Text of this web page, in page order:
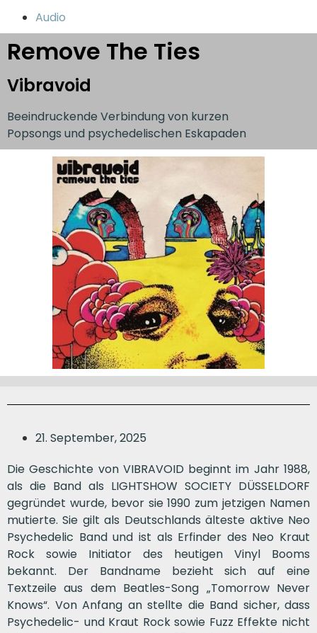
Audio
Remove The Ties
Vibravoid
Beeindruckende Verbindung von kurzen
Popsongs und psychedelischen Eskapaden
21. September, 2025
Die Geschichte von VIBRAVOID beginnt im Jahr 1988,
als die Band als LIGHTSHOW SOCIETY DÜSSELDORF
gegründet wurde, bevor sie 1990 zum jetzigen Namen
mutierte. Sie gilt als Deutschlands älteste aktive Neo
Psychedelic Band und ist als Erfinder des Neo Kraut
Rock sowie Initiator des heutigen Vinyl Booms
bekannt. Der Bandname bezieht sich auf eine
Textzeile aus dem Beatles-Song „Tomorrow Never
Knows“. Von Anfang an stellte die Band sicher, dass
Psychedelic- und Kraut Rock sowie Fuzz Effekte nicht